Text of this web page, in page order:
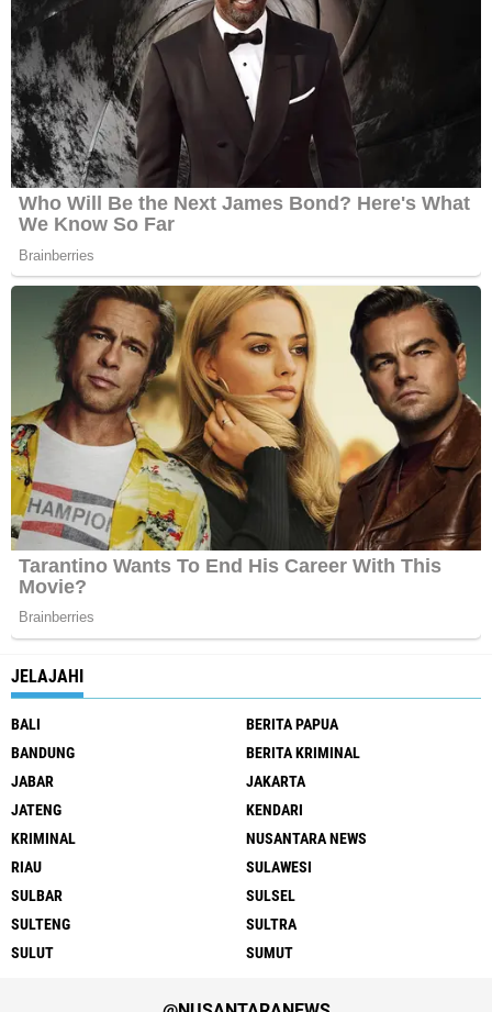
JELAJAHI
BALI
BERITA PAPUA
BANDUNG
BERITA KRIMINAL
JABAR
JAKARTA
JATENG
KENDARI
KRIMINAL
NUSANTARA NEWS
RIAU
SULAWESI
SULBAR
SULSEL
SULTENG
SULTRA
SULUT
SUMUT